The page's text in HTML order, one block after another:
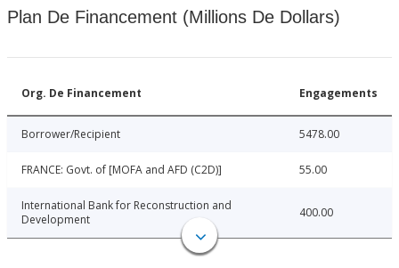
Plan De Financement (Millions De Dollars)
Org. De Financement Engagements
Borrower/Recipient 5478.00
FRANCE: Govt. of [MOFA and AFD (C2D)] 55.00
International Bank for Reconstruction and
Development
400.00